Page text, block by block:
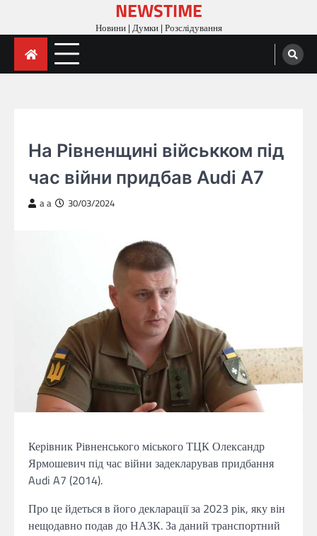
content
NEWSTIME
Новини | Думки | Розслідування
На Рівненщині військком під
час війни придбав Audi A7
a a 30/03/2024
Керівник Рівненського міського ТЦК Олександр
Ярмошевич під час війни задекларував придбання
Audi A7 (2014).
Про це йдеться в його декларації за 2023 рік, яку він
нещодавно подав до НАЗК. За даний транспортний